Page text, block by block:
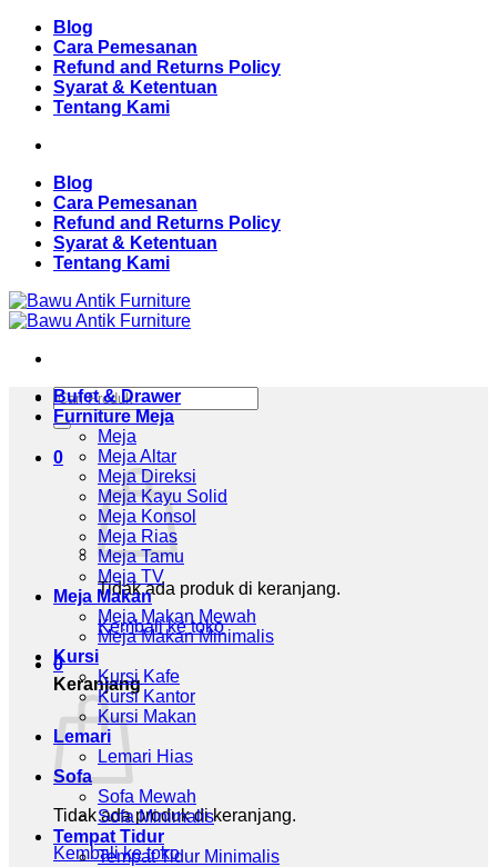
Skip
content
Blog
Cara Pemesanan
Refund and Returns Policy
Syarat & Ketentuan
Tentang Kami
Blog
Cara Pemesanan
Refund and Returns Policy
Syarat & Ketentuan
Tentang Kami
Pencarian
untuk:
0
Tidak ada produk di keranjang.
Kembali ke toko
0
Keranjang
Tidak ada produk di keranjang.
Kembali ke toko
Bufet & Drawer
Furniture Meja
Meja
Meja Altar
Meja Direksi
Meja Kayu Solid
Meja Konsol
Meja Rias
Meja Tamu
Meja TV
Meja Makan
Meja Makan Mewah
Meja Makan Minimalis
Kursi
Kursi Kafe
Kursi Kantor
Kursi Makan
Lemari
Lemari Hias
Sofa
Sofa Mewah
Sofa Minimalis
Tempat Tidur
Tempat Tidur Minimalis